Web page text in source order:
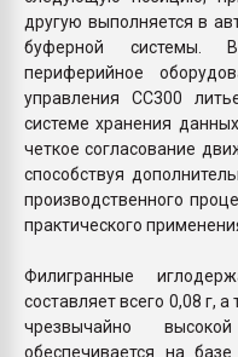
другую выполняется в
буферной системы.
периферийное
управления СС300
системе хранения
четкое согласование
способствуя
производственного
практического
Филигранные
составляет всего 0,08 г,
чрезвычайно
обеспечивается на